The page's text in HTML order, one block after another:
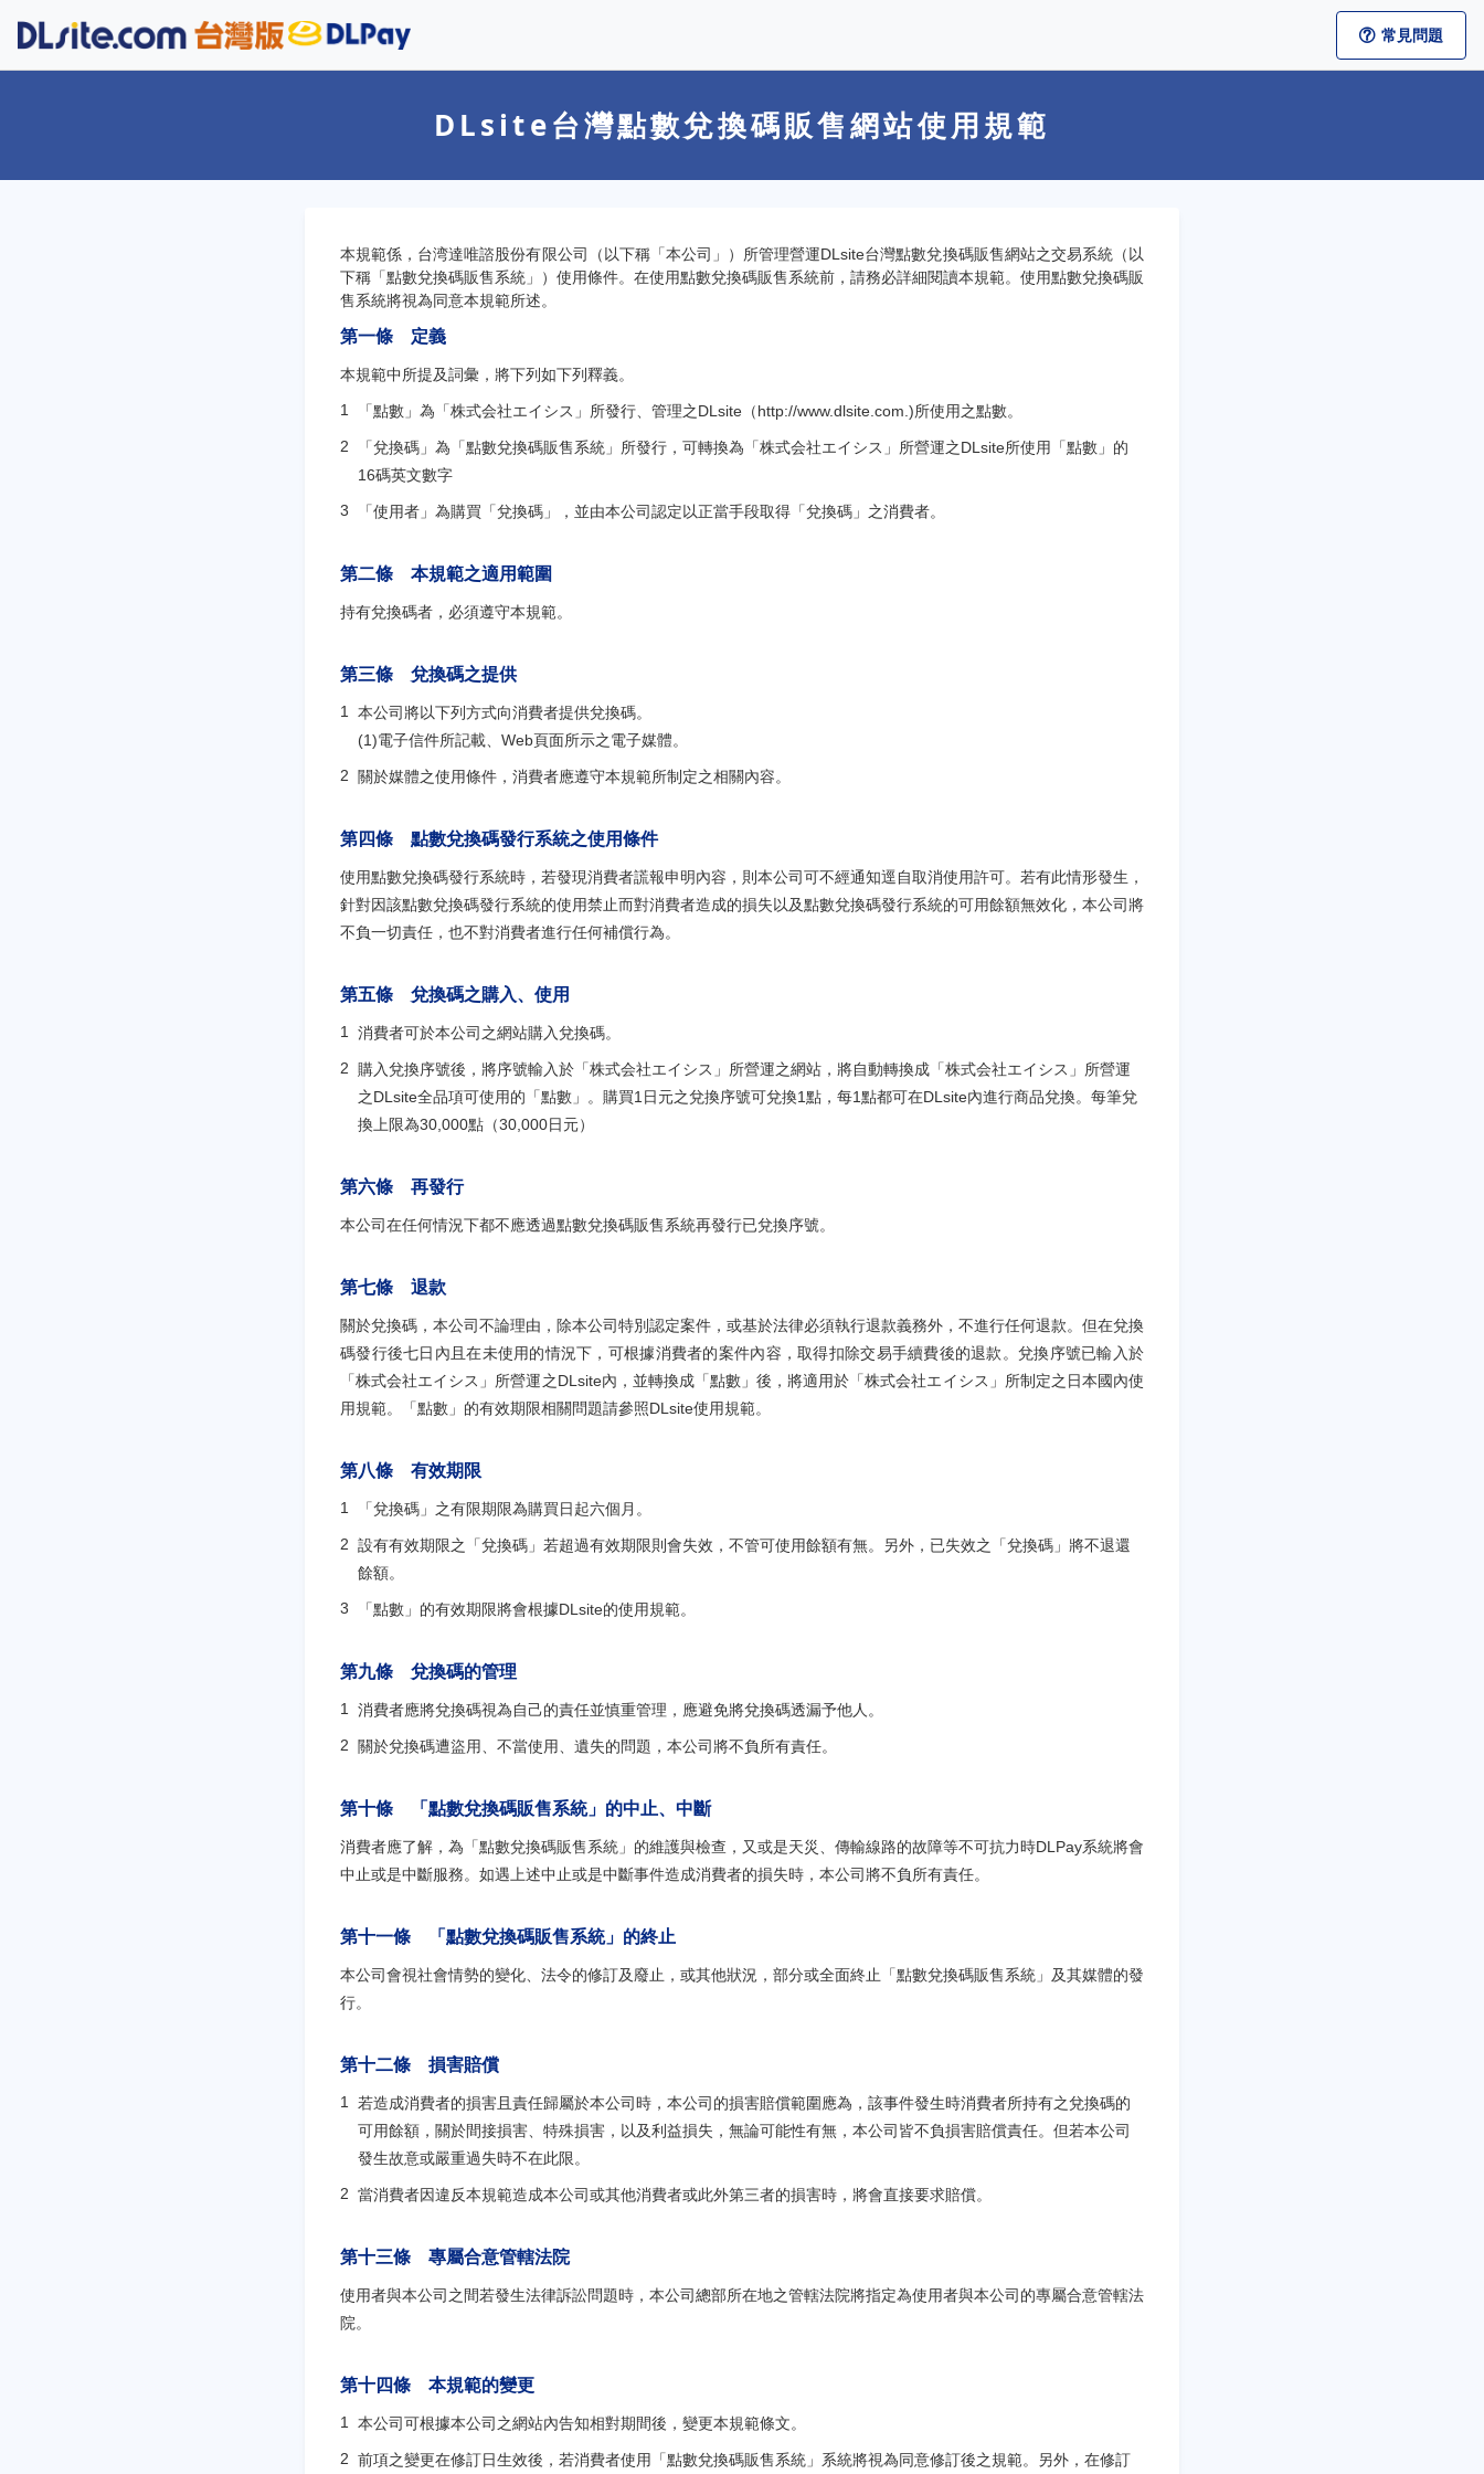
常見問題
DLsite台灣點數兌換碼販售網站使用規範
本規範係，台湾達唯諮股份有限公司（以下稱「本公司」）所管理營運DLsite台灣點數兌換碼販售網站之交易系統（以
下稱「點數兌換碼販售系統」）使用條件。在使用點數兌換碼販售系統前，請務必詳細閱讀本規範。使用點數兌換碼販
售系統將視為同意本規範所述。
第一條 定義
本規範中所提及詞彙，將下列如下列釋義。
「點數」為「株式会社エイシス」所發行、管理之DLsite（http://www.dlsite.com.)所使用之點數。
「兌換碼」為「點數兌換碼販售系統」所發行，可轉換為「株式会社エイシス」所營運之DLsite所使用「點數」的
16碼英文數字
「使用者」為購買「兌換碼」，並由本公司認定以正當手段取得「兌換碼」之消費者。
第二條 本規範之適用範圍
持有兌換碼者，必須遵守本規範。
第三條 兌換碼之提供
本公司將以下列方式向消費者提供兌換碼。
(1)電子信件所記載、Web頁面所示之電子媒體。
關於媒體之使用條件，消費者應遵守本規範所制定之相關內容。
第四條 點數兌換碼發行系統之使用條件
使用點數兌換碼發行系統時，若發現消費者謊報申明內容，則本公司可不經通知逕自取消使用許可。若有此情形發生，
針對因該點數兌換碼發行系統的使用禁止而對消費者造成的損失以及點數兌換碼發行系統的可用餘額無效化，本公司將
不負一切責任，也不對消費者進行任何補償行為。
第五條 兌換碼之購入、使用
消費者可於本公司之網站購入兌換碼。
購入兌換序號後，將序號輸入於「株式会社エイシス」所營運之網站，將自動轉換成「株式会社エイシス」所營運
之DLsite全品項可使用的「點數」。購買1日元之兌換序號可兌換1點，每1點都可在DLsite內進行商品兌換。每筆兌
換上限為30,000點（30,000日元）
第六條 再發行
本公司在任何情況下都不應透過點數兌換碼販售系統再發行已兌換序號。
第七條 退款
關於兌換碼，本公司不論理由，除本公司特別認定案件，或基於法律必須執行退款義務外，不進行任何退款。但在兌換
碼發行後七日內且在未使用的情況下，可根據消費者的案件內容，取得扣除交易手續費後的退款。兌換序號已輸入於
「株式会社エイシス」所營運之DLsite內，並轉換成「點數」後，將適用於「株式会社エイシス」所制定之日本國內使
用規範。「點數」的有效期限相關問題請參照DLsite使用規範。
第八條 有效期限
「兌換碼」之有限期限為購買日起六個月。
設有有效期限之「兌換碼」若超過有效期限則會失效，不管可使用餘額有無。另外，已失效之「兌換碼」將不退還
餘額。
「點數」的有效期限將會根據DLsite的使用規範。
第九條 兌換碼的管理
消費者應將兌換碼視為自己的責任並慎重管理，應避免將兌換碼透漏予他人。
關於兌換碼遭盜用、不當使用、遺失的問題，本公司將不負所有責任。
第十條 「點數兌換碼販售系統」的中止、中斷
消費者應了解，為「點數兌換碼販售系統」的維護與檢查，又或是天災、傳輸線路的故障等不可抗力時DLPay系統將會
中止或是中斷服務。如遇上述中止或是中斷事件造成消費者的損失時，本公司將不負所有責任。
第十一條 「點數兌換碼販售系統」的終止
本公司會視社會情勢的變化、法令的修訂及廢止，或其他狀況，部分或全面終止「點數兌換碼販售系統」及其媒體的發
行。
第十二條 損害賠償
若造成消費者的損害且責任歸屬於本公司時，本公司的損害賠償範圍應為，該事件發生時消費者所持有之兌換碼的
可用餘額，關於間接損害、特殊損害，以及利益損失，無論可能性有無，本公司皆不負損害賠償責任。但若本公司
發生故意或嚴重過失時不在此限。
當消費者因違反本規範造成本公司或其他消費者或此外第三者的損害時，將會直接要求賠償。
第十三條 專屬合意管轄法院
使用者與本公司之間若發生法律訴訟問題時，本公司總部所在地之管轄法院將指定為使用者與本公司的專屬合意管轄法
院。
第十四條 本規範的變更
本公司可根據本公司之網站內告知相對期間後，變更本規範條文。
前項之變更在修訂日生效後，若消費者使用「點數兌換碼販售系統」系統將視為同意修訂後之規範。另外，在修訂